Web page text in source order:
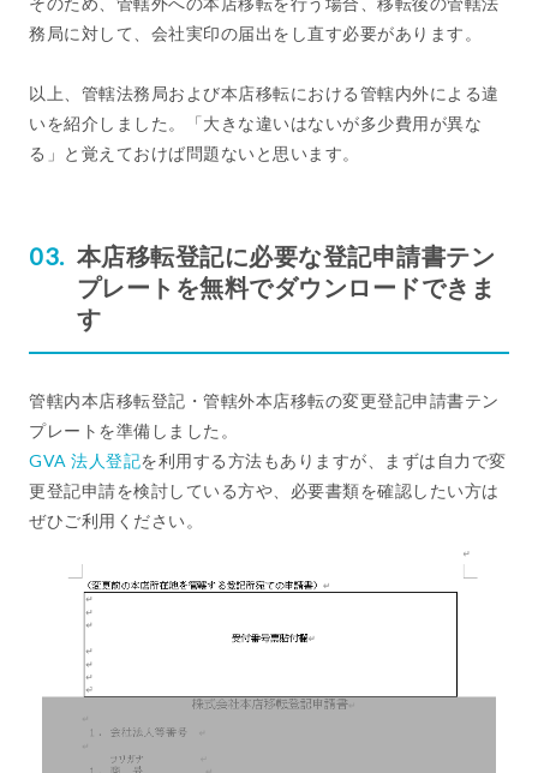
務局に対して、会社実印の届出をし直す必要があります。
以上、管轄法務局および本店移転における管轄内外による違
いを紹介しました。「大きな違いはないが多少費用が異な
る」と覚えておけば問題ないと思います。
本店移転登記に必要な登記申請書テン
プレートを無料でダウンロードできま
す
管轄内本店移転登記・管轄外本店移転の変更登記申請書テン
プレートを準備しました。
GVA 法人登記を利用する方法もありますが、まずは自力で変
更登記申請を検討している方や、必要書類を確認したい方は
ぜひご利用ください。